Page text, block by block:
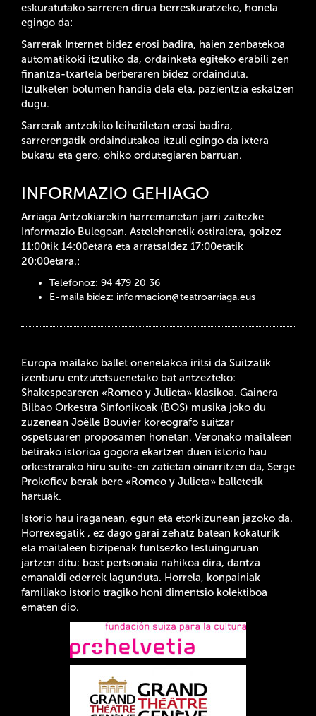
eskuratutako sarreren dirua berreskuratzeko, honela
egingo da:
Sarrerak Internet bidez erosi badira, haien zenbatekoa
automatikoki itzuliko da, ordainketa egiteko erabili zen
finantza-txartela berberaren bidez ordainduta.
Itzulketen bolumen handia dela eta, pazientzia eskatzen
dugu.
Sarrerak antzokiko leihatiletan erosi badira,
sarrerengatik ordaindutakoa itzuli egingo da ixtera
bukatu eta gero, ohiko ordutegiaren barruan.
INFORMAZIO GEHIAGO
Arriaga Antzokiarekin harremanetan jarri zaitezke
Informazio Bulegoan. Astelehenetik ostiralera, goizez
11:00tik 14:00etara eta arratsaldez 17:00etatik
20:00etara.:
Telefonoz: 94 479 20 36
E-maila bidez: informacion@teatroarriaga.eus
Europa mailako ballet onenetakoa iritsi da Suitzatik
izenburu entzutetsuenetako bat antzezteko:
Shakespeareren «Romeo y Julieta» klasikoa. Gainera
Bilbao Orkestra Sinfonikoak (BOS) musika joko du
zuzenean Joëlle Bouvier koreografo suitzar
ospetsuaren proposamen honetan. Veronako maitaleen
betirako istorioa gogora ekartzen duen istorio hau
orkestrarako hiru suite-en zatietan oinarritzen da, Serge
Prokofiev berak bere «Romeo y Julieta» balletetik
hartuak.
Istorio hau iraganean, egun eta etorkizunean jazoko da.
Horrexegatik , ez dago garai zehatz batean kokaturik
eta maitaleen bizipenak funtsezko testuinguruan
jartzen ditu: bost pertsonaia nahikoa dira, dantza
emanaldi ederrek lagunduta. Horrela, konpainiak
familiako istorio tragiko honi dimentsio kolektiboa
ematen dio.